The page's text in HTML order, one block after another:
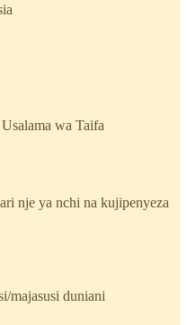
wa Taifa
nje ya nchi na kujipenyeza
majasusi duniani